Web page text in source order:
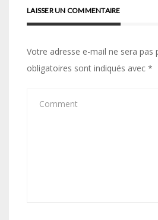
LAISSER UN COMMENTAIRE
Votre adresse e-mail ne sera pas
obligatoires sont indiqués avec *